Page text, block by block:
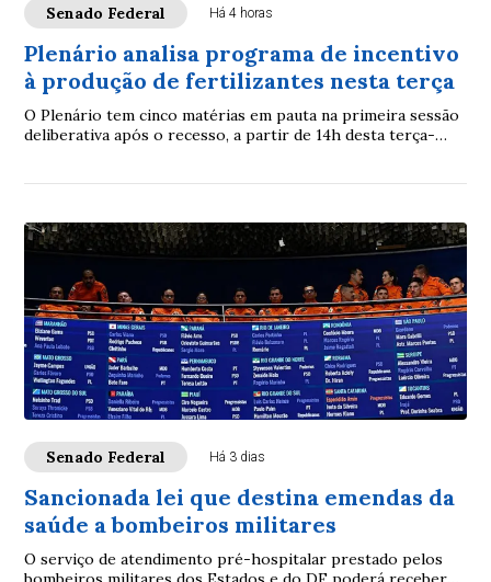
Senado Federal Há 4 horas
Plenário analisa programa de incentivo
à produção de fertilizantes nesta terça
O Plenário tem cinco matérias em pauta na primeira sessão
deliberativa após o recesso, a partir de 14h desta terça-
Senado Federal Há 3 dias
Sancionada lei que destina emendas da
saúde a bombeiros militares
O serviço de atendimento pré-hospitalar prestado pelos